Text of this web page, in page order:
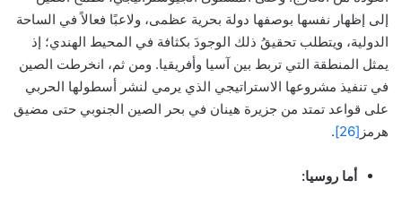
إلى إظهار نفسها بوصفها دولة بحرية عظمى، ولاعبًا فعالاً في الساحة
الدولية، ويتطلب تحقيقُ ذلك الوجودَ بكثافة في المحيط الهندي؛ إذ
يمثل المنطقة التي تربط بين آسيا وأفريقيا. ومن ثم، انخرطت الصين
في تنفيذ مشروعها الاستراتيجي الذي يرمي لنشر أسطولها الحربي
على قواعد تمتد من جزيرة هينان في بحر الصين الجنوبي حتى مضيق
هرمز [26]
.
أما روسيا: